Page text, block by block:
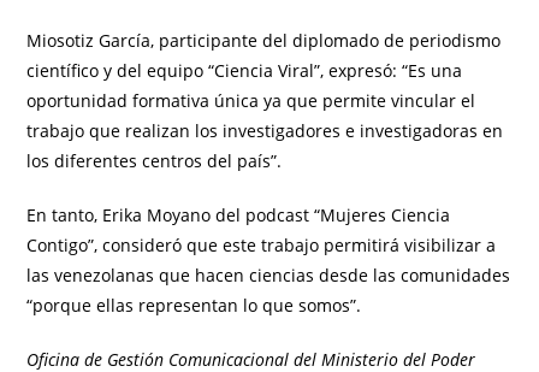
Miosotiz García, participante del diplomado de periodismo
científico y del equipo “Ciencia Viral”, expresó: “Es una
oportunidad formativa única ya que permite vincular el
trabajo que realizan los investigadores e investigadoras en
los diferentes centros del país”.
En tanto, Erika Moyano del podcast “Mujeres Ciencia
Contigo”, consideró que este trabajo permitirá visibilizar a
las venezolanas que hacen ciencias desde las comunidades
“porque ellas representan lo que somos”.
Oficina de Gestión Comunicacional del Ministerio del Poder